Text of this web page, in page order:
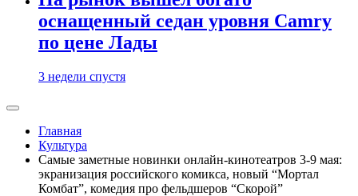
оснащенный седан уровня Camry
по цене Лады
3 недели спустя
Главная
Культура
Самые заметные новинки онлайн-кинотеатров 3-9 мая:
экранизация российского комикса, новый “Мортал
Комбат”, комедия про фельдшеров “Скорой”